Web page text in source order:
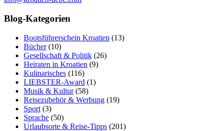
Blog-Kategorien
Bootsführerschein Kroatien (13)
Bücher(10)
Gesellschaft & Politik (26)
Heiraten in Kroatien (9)
Kulinarisches (116)
LIEBSTER-Award (1)
Musik & Kultur(58)
Reisezubehör & Werbung (19)
Sport (3)
Sprache (50)
Urlaubsorte & Reise-Tipps (201)